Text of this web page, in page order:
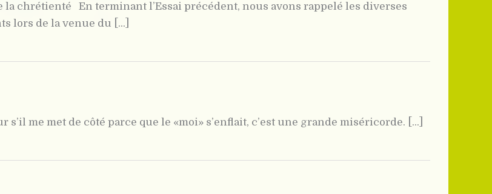
la chrétienté En terminant l’Essai précédent, nous avons rappelé les diverses
lors de la venue du [...]
me met de côté parce que le «moi» s’enflait, c’est une grande miséricorde. [...]